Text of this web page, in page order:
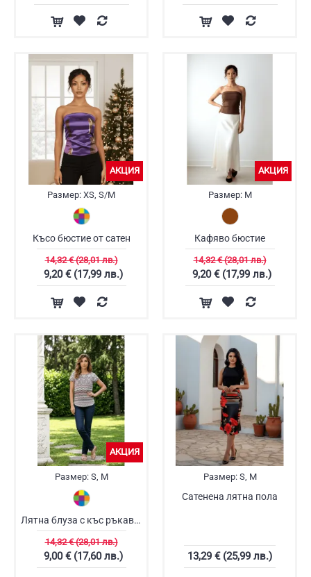
АКЦИЯ
Размер: XS, S/M
Късо бюстие от сатен
14,32 € (28,01 лв.)
9,20 € (17,99 лв.)
АКЦИЯ
Размер:M
Кафяво бюстие
14,32 € (28,01 лв.)
9,20 € (17,99 лв.)
АКЦИЯ
Размер:S, M
Лятна блуза с къс ръкав Кремена
14,32 € (28,01 лв.)
9,00 € (17,60 лв.)
Размер:S, M
Сатенена лятна пола
13,29 € (25,99 лв.)